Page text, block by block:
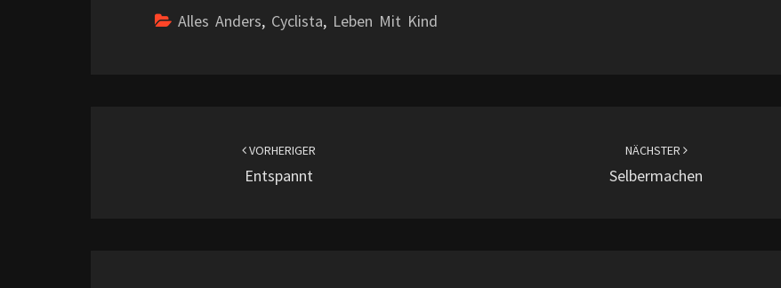
Alles Anders, Cyclista, Leben Mit Kind
VORHERIGER
Entspannt
NÄCHSTER
Selbermachen